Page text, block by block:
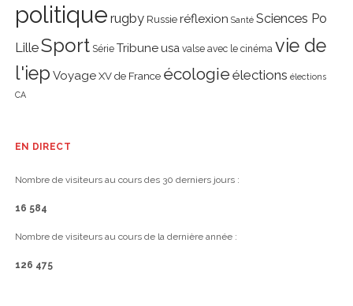
politique rugby Russie réflexion Santé Sciences Po
LilleSport Série Tribune usa valse avec le cinéma vie de
l'iep Voyage XV de France écologie élections élections
CA
EN DIRECT
Nombre de visiteurs au cours des 30 derniers jours :
16 584
Nombre de visiteurs au cours de la dernière année :
126 475